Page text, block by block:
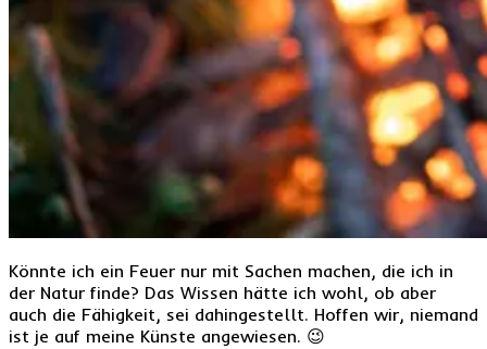
Könnte ich ein Feuer nur mit Sachen machen, die ich in
der Natur finde? Das Wissen hätte ich wohl, ob aber
auch die Fähigkeit, sei dahingestellt. Hoffen wir, niemand
ist je auf meine Künste angewiesen. 😉